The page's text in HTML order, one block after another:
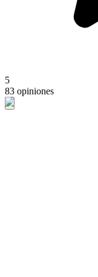
5
83 opiniones